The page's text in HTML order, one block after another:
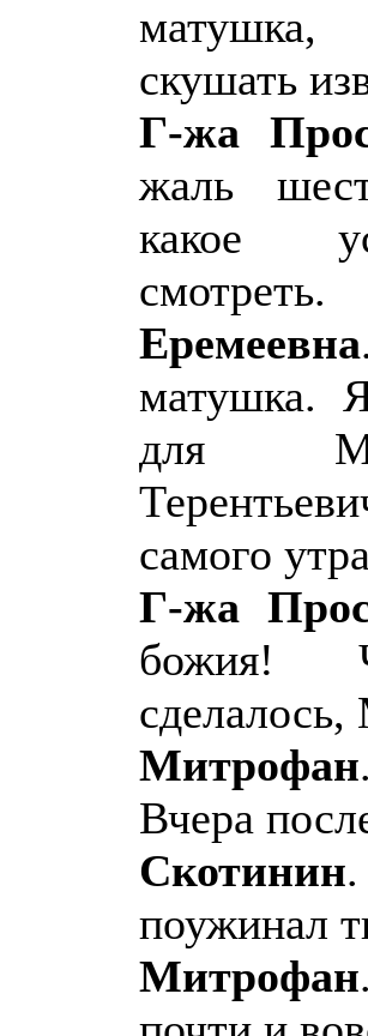
скушать
Г-жа
жаль
какое
смотреть.
Еремеевна
матушка.
для
самого
Г-жа
божия!
Митрофан
Вчера
Скотинин
поужинал
Митрофан